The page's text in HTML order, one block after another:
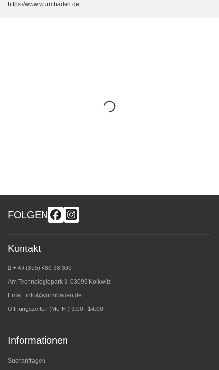
https://www.wurmbaden.de
FOLGEN
Kontakt
+ 49 (355) 486 98 306
Am Technologiepark 3, 03099 Kolkwitz
Email: info@wurmbaden.de
Öffnungszeiten (Mo-Fr.) 9:00 - 14:00
Informationen
Suchanfragen